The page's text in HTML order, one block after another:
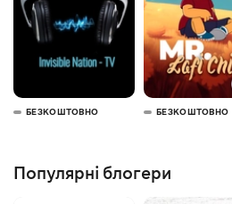
БЕЗКОШТОВНО БЕЗКОШТОВНО
Популярні блогери